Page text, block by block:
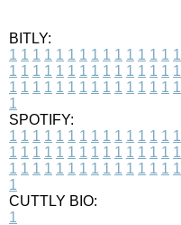
BITLY:
1 1 1 1 1 1 1 1 1 1 1 1 1 1 1
1 1 1 1 1 1 1 1 1 1 1 1 1 1 1
1 1 1 1 1 1 1 1 1 1 1 1 1 1 1
1
SPOTIFY:
1 1 1 1 1 1 1 1 1 1 1 1 1 1 1
1 1 1 1 1 1 1 1 1 1 1 1 1 1 1
1 1 1 1 1 1 1 1 1 1 1 1 1 1 1
1
CUTTLY BIO:
1